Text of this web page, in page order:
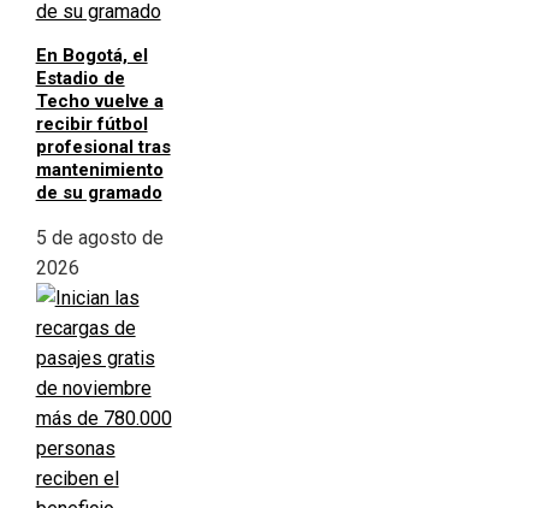
En Bogotá, el
Estadio de
Techo vuelve a
recibir fútbol
profesional tras
mantenimiento
de su gramado
5 de agosto de
2026